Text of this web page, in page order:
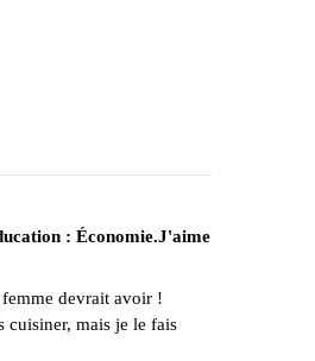
: Économie.J'aime
devrait avoir !
cuisiner, mais je le fais